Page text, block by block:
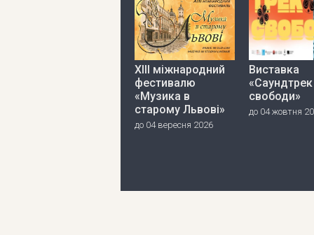
ХІІІ міжнародний
фестивалю
«Музика в
старому Львові»
до 04 вересня 2026
Виставка
«Саундтрек
свободи»
до 04 жовтня